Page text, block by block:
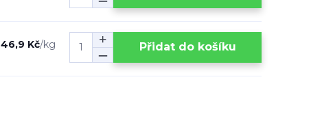
46,9 Kč/kg Přidat do košíku